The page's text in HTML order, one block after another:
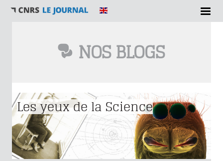
NOS BLOGS
Vous êtes ici
Les yeux de la Science